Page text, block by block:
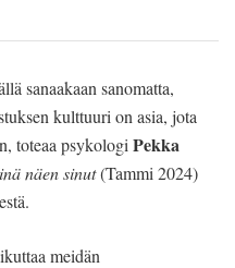
sanaakaan sanomatta,
kulttuuri on asia, jota
toteaa psykologi Pekka
näen sinut(Tammi 2024)
meidän